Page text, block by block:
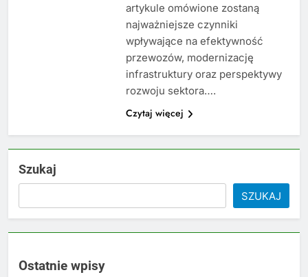
artykule omówione zostaną
najważniejsze czynniki
wpływające na efektywność
przewozów, modernizację
infrastruktury oraz perspektywy
rozwoju sektora….
Czytaj więcej
Szukaj
SZUKAJ
Ostatnie wpisy